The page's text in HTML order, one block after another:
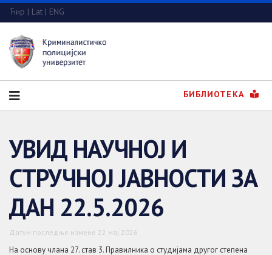
Ћир | Lat | ENG
БИБЛИОТЕКА
УВИД НАУЧНОЈ И
СТРУЧНОЈ ЈАВНОСТИ ЗА
ДАН 22.5.2026
Датум последње измене 22 мај 2026
На основу члана 27. став 3. Правилника о студијама другог степена